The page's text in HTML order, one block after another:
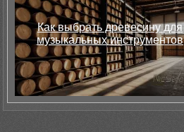
Как выбрать древесину для
музыкальных инструментов